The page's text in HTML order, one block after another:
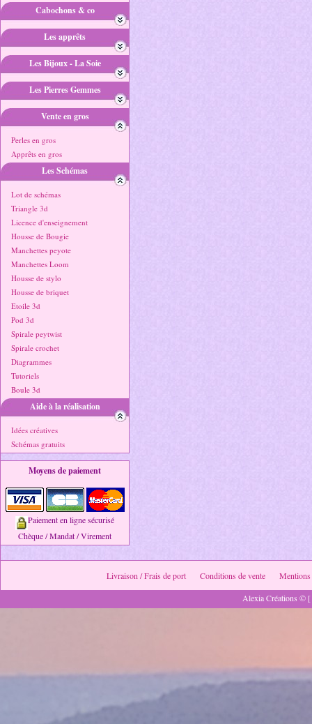
Cabochons & co
Les apprêts
Les Bijoux - La Soie
Les Pierres Gemmes
Vente en gros
Perles en gros
Apprêts en gros
Les Schémas
Lot de schémas
Triangle 3d
Licence d'enseignement
Housse de Bougie
Manchettes peyote
Manchettes Loom
Housse de stylo
Housse de briquet
Etoile 3d
Pod 3d
Spirale peytwist
Spirale crochet
Diagrammes
Tutoriels
Boule 3d
Aide à la réalisation
Idées créatives
Schémas gratuits
Moyens de paiement
Paiement en ligne sécurisé
Chèque / Mandat / Virement
Livraison / Frais de port Conditions de vente
Mentions
Alexia Créations ©